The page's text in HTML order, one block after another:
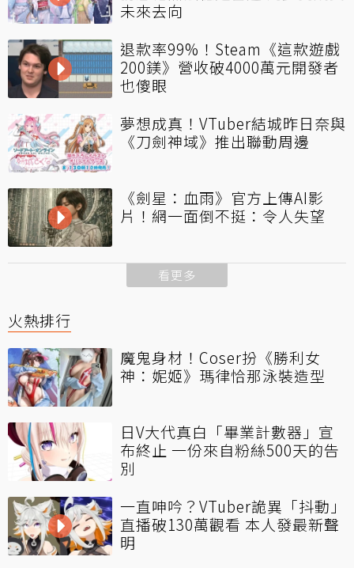
未來去向
退款率99%！Steam《這款遊戲
200鎂》營收破4000萬元開發者
也傻眼
夢想成真！VTuber結城昨日奈與
《刀劍神域》推出聯動周邊
《劍星：血雨》官方上傳AI影
片！網一面倒不挺：令人失望
看更多
火熱排行
魔鬼身材！Coser扮《勝利女
神：妮姬》瑪律恰那泳裝造型
日V大代真白「畢業計數器」宣
布終止 一份來自粉絲500天的告
別
一直呻吟？VTuber詭異「抖動」
直播破130萬觀看 本人發最新聲
明